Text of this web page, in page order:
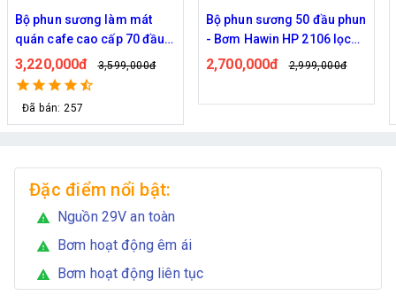
Bộ phun sương 50 đầu phun
- Bơm Hawin HP 2106 lọc
rác 50M dây
2,700,000đ 2,999,000đ
Hệ thống phun sương làm
mát trọn bộ Daehan DH-
6017 20 béc
1,130,000đ 1,299,000đ
Đã bán: 320
Đặc điểm nổi bật:
warning Nguồn 29V an toàn
warning Bơm hoạt động êm ái
warning Bơm hoạt động liên tục